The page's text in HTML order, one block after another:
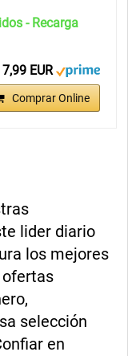
- Recarga
7,99 EUR
Comprar Online
lider diario
los mejores
ofertas
selección
en